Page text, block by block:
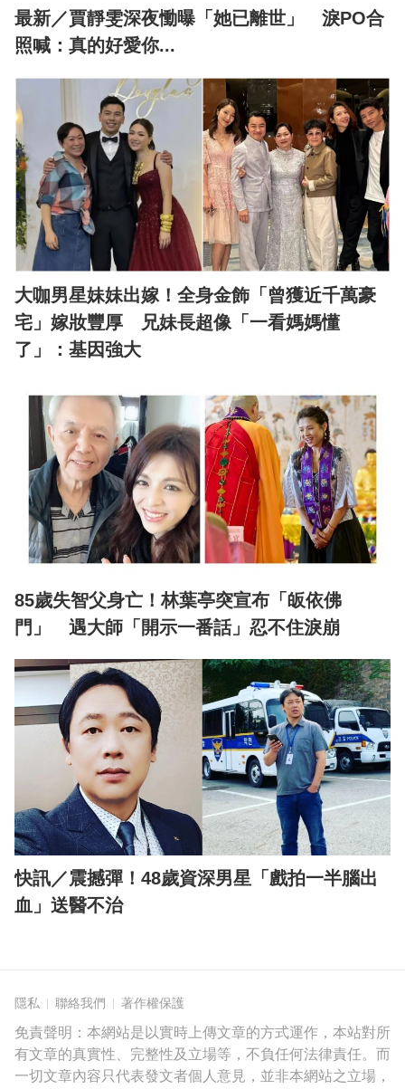
最新／賈靜雯深夜慟曝「她已離世」 淚PO合
照喊：真的好愛你...
大咖男星妹妹出嫁！全身金飾「曾獲近千萬豪
宅」嫁妝豐厚 兄妹長超像「一看媽媽懂
了」：基因強大
85歲失智父身亡！林葉亭突宣布「皈依佛
門」 遇大師「開示一番話」忍不住淚崩
快訊／震撼彈！48歲資深男星「戲拍一半腦出
血」送醫不治
隱私 聯絡我們 著作權保護
免責聲明：本網站是以實時上傳文章的方式運作，本站對所
有文章的真實性、完整性及立場等，不負任何法律責任。而
一切文章內容只代表發文者個人意見，並非本網站之立場，